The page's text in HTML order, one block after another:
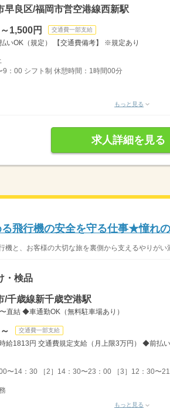
早良区/福岡市営空港線西新駅
1,500円 交通費一部支給
いOK（規定） 【交通費備考】 ※規定あり
上
9：00 シフト制 休憩時間：1時間00分
もっと見る
求人詳細を見る
飛行機の安全を守る仕事★憧れの
機と、お客様の大切な旅を裏側から支えるやりが
・検品
/千歳線新千歳空港駅
直結 ◆車通勤OK（無料駐車場あり）
交通費一部支給
給1813円 交通費規定支給（月上限3万円） ◆前払
〜14：30 ［2］14：30〜23：00 ［3］12：30〜
もっと見る